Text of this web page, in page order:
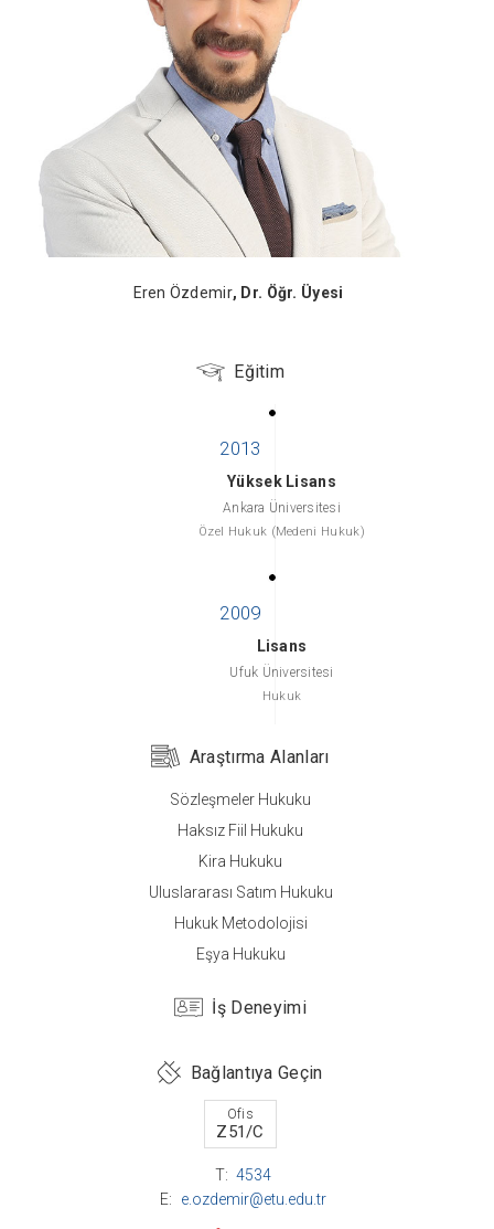
Eren Özdemir, Dr. Öğr. Üyesi
Eğitim
Yüksek Lisans
Ankara Üniversitesi
Özel Hukuk (Medeni Hukuk)
Lisans
Ufuk Üniversitesi
Hukuk
Araştırma Alanları
Sözleşmeler Hukuku
Haksız Fiil Hukuku
Kira Hukuku
Uluslararası Satım Hukuku
Hukuk Metodolojisi
Eşya Hukuku
İş Deneyimi
Bağlantıya Geçin
Ofis
Z51/C
T: 4534
E:
e.ozdemir@etu.edu.tr